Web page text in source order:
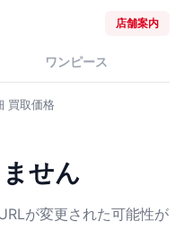
店舗案内
ワンピース
買取価格
せん
が変更された可能性が